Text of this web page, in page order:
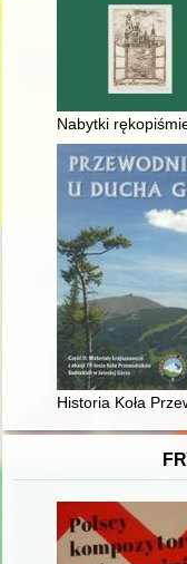
Nabytki
Historia Koła